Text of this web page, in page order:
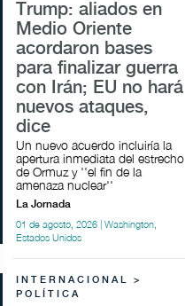
Trump: aliados en
Medio Oriente
acordaron bases
para finalizar guerra
con Irán; EU no hará
nuevos ataques,
dice
Un nuevo acuerdo incluiría la
apertura inmediata del estrecho
de Ormuz y ''el fin de la
amenaza nuclear''
La Jornada
01 de agosto, 2026 | Washington,
Estados Unidos
INTERNACIONAL >
POLÍTICA